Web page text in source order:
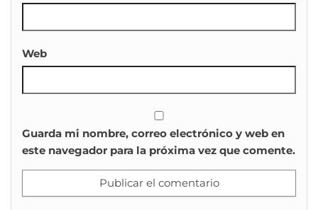
Web
Guarda mi nombre, correo electrónico y web en
este navegador para la próxima vez que comente.